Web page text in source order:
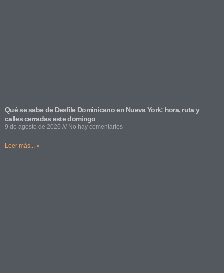
Qué se sabe de Desfile Dominicano en Nueva York: hora, ruta y
calles cerradas este domingo
9 de agosto de 2026 No hay comentarios
Leer más... »